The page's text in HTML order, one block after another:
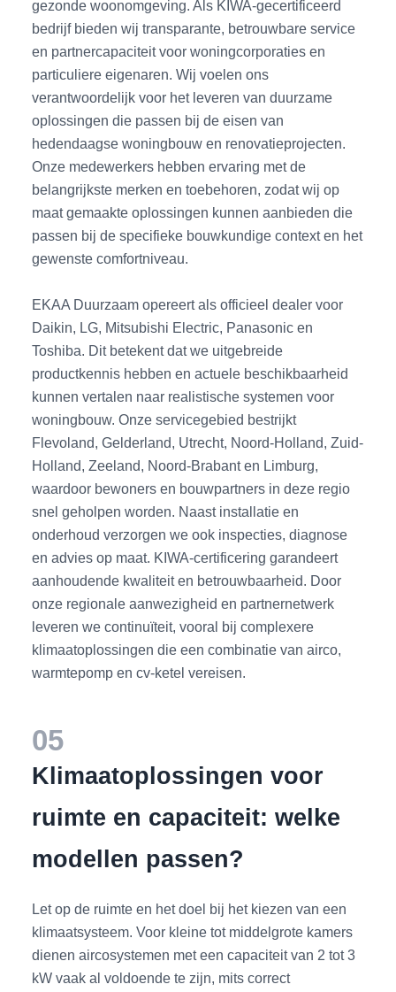
gezonde woonomgeving. Als KIWA-gecertificeerd
bedrijf bieden wij transparante, betrouwbare service
en partnercapaciteit voor woningcorporaties en
particuliere eigenaren. Wij voelen ons
verantwoordelijk voor het leveren van duurzame
oplossingen die passen bij de eisen van
hedendaagse woningbouw en renovatieprojecten.
Onze medewerkers hebben ervaring met de
belangrijkste merken en toebehoren, zodat wij op
maat gemaakte oplossingen kunnen aanbieden die
passen bij de specifieke bouwkundige context en het
gewenste comfortniveau.
EKAA Duurzaam opereert als officieel dealer voor
Daikin, LG, Mitsubishi Electric, Panasonic en
Toshiba. Dit betekent dat we uitgebreide
productkennis hebben en actuele beschikbaarheid
kunnen vertalen naar realistische systemen voor
woningbouw. Onze servicegebied bestrijkt
Flevoland, Gelderland, Utrecht, Noord-Holland, Zuid-
Holland, Zeeland, Noord-Brabant en Limburg,
waardoor bewoners en bouwpartners in deze regio
snel geholpen worden. Naast installatie en
onderhoud verzorgen we ook inspecties, diagnose
en advies op maat. KIWA-certificering garandeert
aanhoudende kwaliteit en betrouwbaarheid. Door
onze regionale aanwezigheid en partnernetwerk
leveren we continuïteit, vooral bij complexere
klimaatoplossingen die een combinatie van airco,
warmtepomp en cv-ketel vereisen.
05
Klimaatoplossingen voor
ruimte en capaciteit: welke
modellen passen?
Let op de ruimte en het doel bij het kiezen van een
klimaatsysteem. Voor kleine tot middelgrote kamers
dienen aircosystemen met een capaciteit van 2 tot 3
kW vaak al voldoende te zijn, mits correct